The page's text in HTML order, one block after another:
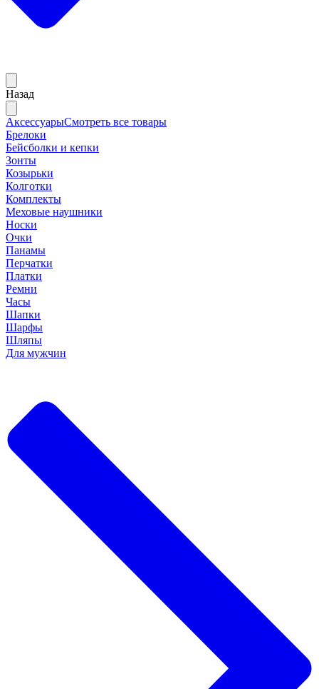
Назад
АксессуарыСмотреть все товары
Брелоки
Бейсболки и кепки
Зонты
Козырьки
Колготки
Комплекты
Меховые наушники
Носки
Очки
Панамы
Перчатки
Платки
Ремни
Часы
Шапки
Шарфы
Шляпы
Для мужчин